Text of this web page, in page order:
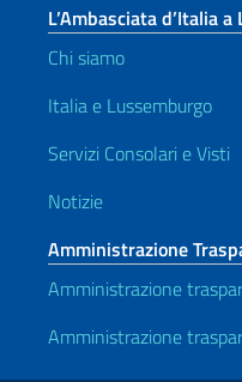
L’Ambasciata d’Italia
Chi siamo
Italia e Lussemburgo
Servizi Consolari e Visti
Notizie
Amministrazione
Amministrazione
Amministrazione